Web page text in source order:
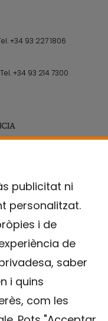
publicitat ni
personalitzat.
i de
de
saber
i quins
com les
+34 93 227 1806
Tel.+34 93 214 7300